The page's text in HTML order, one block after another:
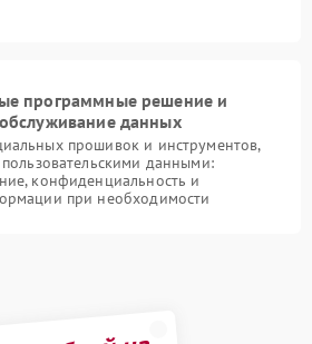
программные решение и
данных
прошивок и инструментов,
данными:
конфиденциальность и
при необходимости